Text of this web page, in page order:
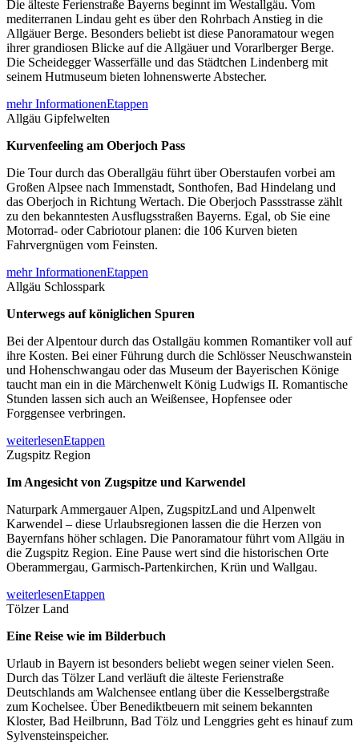
Die älteste Ferienstraße Bayerns beginnt im Westallgäu. Vom
mediterranen Lindau geht es über den Rohrbach Anstieg in die
Allgäuer Berge. Besonders beliebt ist diese Panoramatour wegen
ihrer grandiosen Blicke auf die Allgäuer und Vorarlberger Berge.
Die Scheidegger Wasserfälle und das Städtchen Lindenberg mit
seinem Hutmuseum bieten lohnenswerte Abstecher.
mehr InformationenEtappen
Allgäu Gipfelwelten
Kurvenfeeling am Oberjoch Pass
Die Tour durch das Oberallgäu führt über Oberstaufen vorbei am
Großen Alpsee nach Immenstadt, Sonthofen, Bad Hindelang und
das Oberjoch in Richtung Wertach. Die Oberjoch Passstrasse zählt
zu den bekanntesten Ausflugsstraßen Bayerns. Egal, ob Sie eine
Motorrad- oder Cabriotour planen: die 106 Kurven bieten
Fahrvergnügen vom Feinsten.
mehr InformationenEtappen
Allgäu Schlosspark
Unterwegs auf königlichen Spuren
Bei der Alpentour durch das Ostallgäu kommen Romantiker voll auf
ihre Kosten. Bei einer Führung durch die Schlösser Neuschwanstein
und Hohenschwangau oder das Museum der Bayerischen Könige
taucht man ein in die Märchenwelt König Ludwigs II. Romantische
Stunden lassen sich auch an Weißensee, Hopfensee oder
Forggensee verbringen.
weiterlesenEtappen
Zugspitz Region
Im Angesicht von Zugspitze und Karwendel
Naturpark Ammergauer Alpen, ZugspitzLand und Alpenwelt
Karwendel – diese Urlaubsregionen lassen die die Herzen von
Bayernfans höher schlagen. Die Panoramatour führt vom Allgäu in
die Zugspitz Region. Eine Pause wert sind die historischen Orte
Oberammergau, Garmisch-Partenkirchen, Krün und Wallgau.
weiterlesenEtappen
Tölzer Land
Eine Reise wie im Bilderbuch
Urlaub in Bayern ist besonders beliebt wegen seiner vielen Seen.
Durch das Tölzer Land verläuft die älteste Ferienstraße
Deutschlands am Walchensee entlang über die Kesselbergstraße
zum Kochelsee. Über Benediktbeuern mit seinem bekannten
Kloster, Bad Heilbrunn, Bad Tölz und Lenggries geht es hinauf zum
Sylvensteinspeicher.